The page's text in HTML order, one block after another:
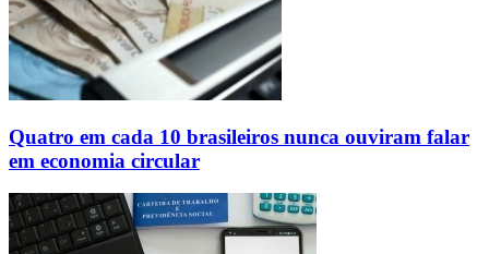
Quatro em cada 10 brasileiros nunca ouviram falar
em economia circular